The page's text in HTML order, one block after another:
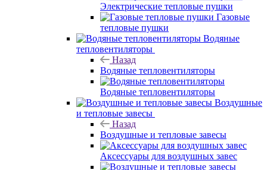
Электрические тепловые пушки
Газовые
тепловые пушки
Водяные
тепловентиляторы
Назад
Водяные тепловентиляторы
Водяные тепловентиляторы
Воздушные
и тепловые завесы
Назад
Воздушные и тепловые завесы
Аксессуары для воздушных завес